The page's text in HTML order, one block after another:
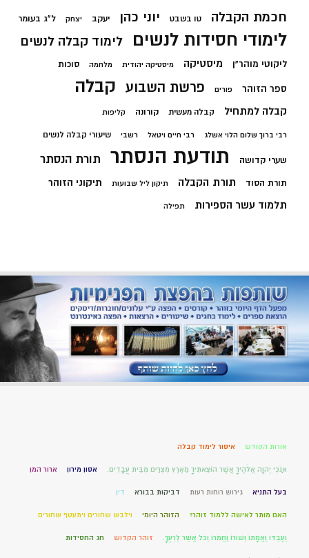
חכמת הקבלה טו בשבט יוני כהן יעקב יצחק ל"ג בעומר
לימודי חסידות לנשים לימוד קבלה לנשים
ליקוטי מוהר"ן מיסטיקה מיסטיקה יהודית מלחמה סוכות
ספר הזוהר פורים פרשת השבוע קבלה
קבלה למתחיל קבלה מעשית קורונה קליפות
רבי ברוך שלום הלוי אשלג רבי חיים ויטאל רשבי שיעורי קבלה לנשים
שערי קדושה תודעת הנסתר תורת הנסתר
תורת הסוד תורת הקבלה תיקון ליל שבועות תיקוני הזוהר
תלמוד עשר הספירות תפילה
אורות הקודש איסור לימוד קבלה
אָנֹכִי יְהוָה אֱלֹהֶיךָ אֲשֶׁר הוֹצֵאתִיךָ מֵאֶרֶץ מִצְרַיִם מִבֵּית עֲבָדִים. אסון מירון ארור המן
בעל התניא גירוש רוחות רעות דביקות בבורא דין
האם מותר לאישה ללמוד זוהר? הזוהר היומי וילבש שחורים ויתעטף שחורים
וְעַבְדּוֹ וַאֲמָתוֹ וְשׁוֹרוֹ וַחֲמֹרוֹ וְכֹל אֲשֶׁר לְרֵעֶךָ. זוהר הקדוש חג החסידות